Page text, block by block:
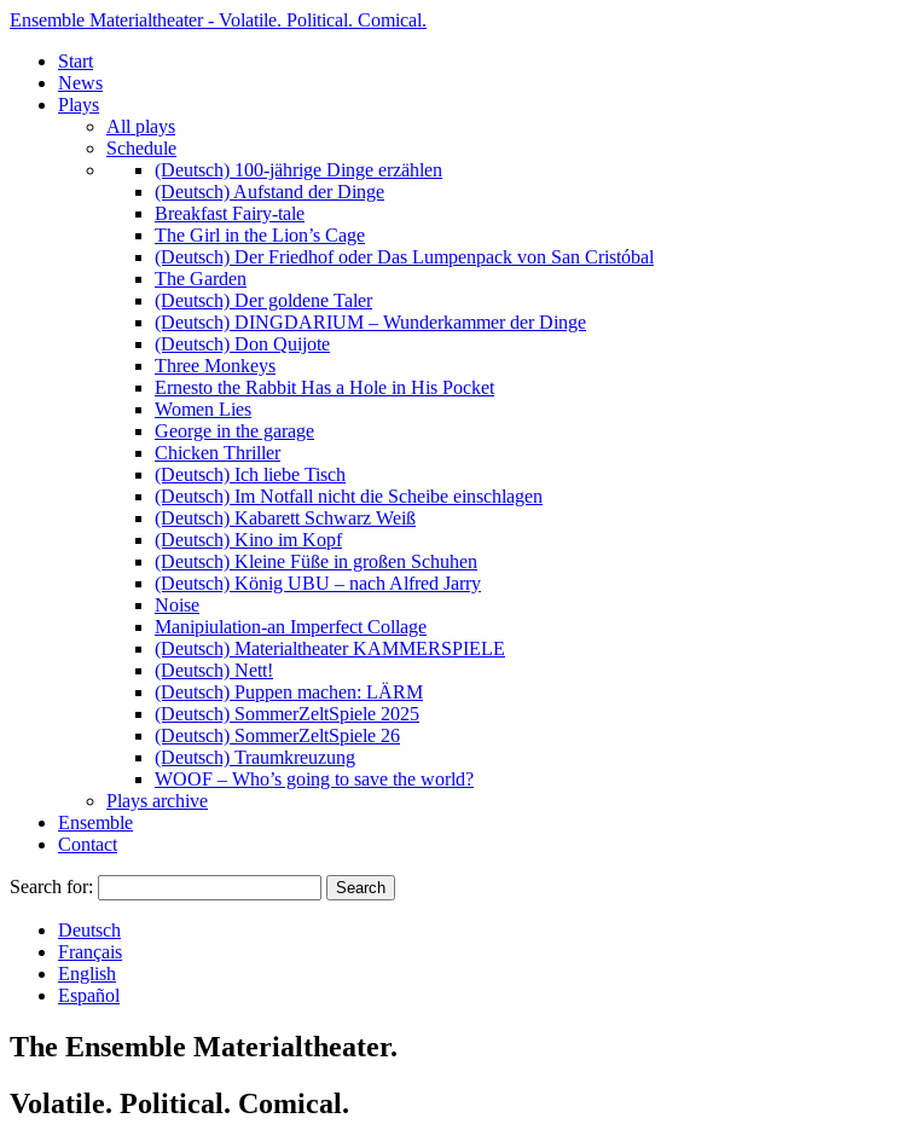
Ensemble Materialtheater - Volatile. Political. Comical.
Start
News
Plays
All plays
Schedule
(Deutsch) 100-jährige Dinge erzählen
(Deutsch) Aufstand der Dinge
Breakfast Fairy-tale
The Girl in the Lion’s Cage
(Deutsch) Der Friedhof oder Das Lumpenpack von San Cristóbal
The Garden
(Deutsch) Der goldene Taler
(Deutsch) DINGDARIUM – Wunderkammer der Dinge
(Deutsch) Don Quijote
Three Monkeys
Ernesto the Rabbit Has a Hole in His Pocket
Women Lies
George in the garage
Chicken Thriller
(Deutsch) Ich liebe Tisch
(Deutsch) Im Notfall nicht die Scheibe einschlagen
(Deutsch) Kabarett Schwarz Weiß
(Deutsch) Kino im Kopf
(Deutsch) Kleine Füße in großen Schuhen
(Deutsch) König UBU – nach Alfred Jarry
Noise
Manipiulation-an Imperfect Collage
(Deutsch) Materialtheater KAMMERSPIELE
(Deutsch) Nett!
(Deutsch) Puppen machen: LÄRM
(Deutsch) SommerZeltSpiele 2025
(Deutsch) SommerZeltSpiele 26
(Deutsch) Traumkreuzung
WOOF – Who’s going to save the world?
Plays archive
Ensemble
Contact
Search for:
Deutsch
Français
English
Español
The Ensemble Materialtheater.
Volatile. Political. Comical.